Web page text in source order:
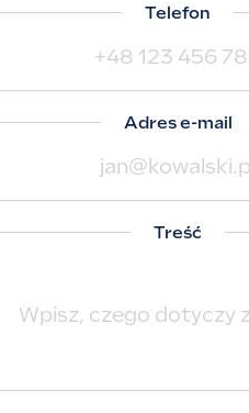
Telefon
Adres e-mail
Treść